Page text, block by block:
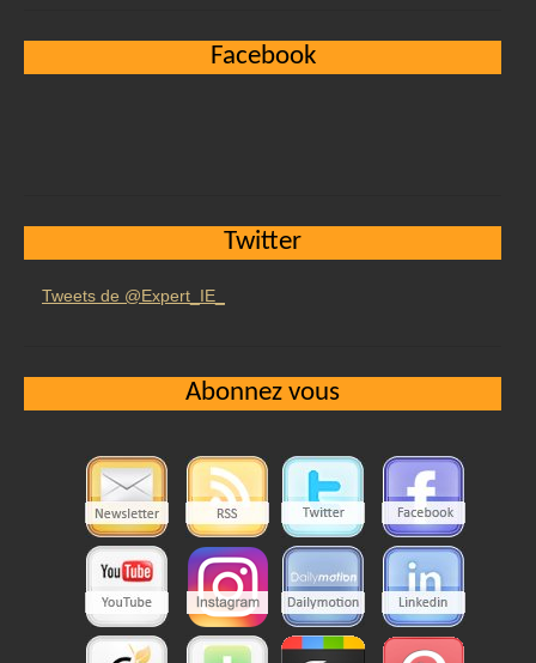
Facebook
Twitter
Tweets de @Expert_IE_
Abonnez vous